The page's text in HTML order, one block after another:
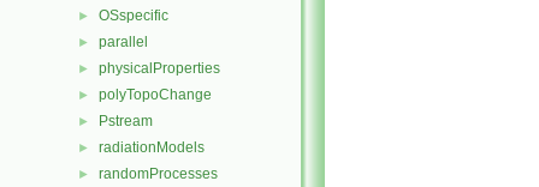
► OSspecific
► parallel
► physicalProperties
► polyTopoChange
► Pstream
► radiationModels
► randomProcesses